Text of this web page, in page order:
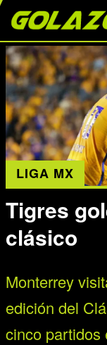
LIGA MX
Tigres
clásico
Monterrey
edición del
cinco partidos